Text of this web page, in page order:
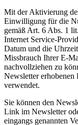
Mit der Aktivierung
Einwilligung für die
gemäß Art. 6 Abs. 1
Internet Service-
Datum und die
Missbrauch Ihrer E-
nachvollziehen zu
Newsletter erhobenen
verwendet.
Sie können den
Link im Newsletter
eingangs genannten